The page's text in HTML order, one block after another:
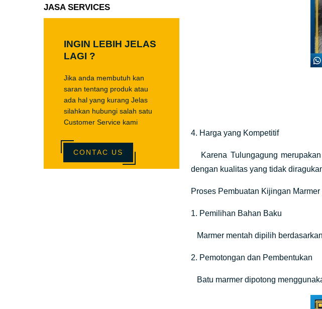
4. Harga yang Kompetitif
Karena Tulungagung
dengan kualitas yang tidak
Proses Pembuatan Kijingan
1. Pemilihan Bahan Baku
Marmer mentah dipilih
2. Pemotongan dan Pembentukan
Batu marmer dipotong
JASA SERVICES
INGIN LEBIH JELAS
LAGI ?
Jika anda membutuh kan
saran tentang produk atau
ada hal yang kurang Jelas
silahkan hubungi salah satu
Customer Service kami
CONTAC US